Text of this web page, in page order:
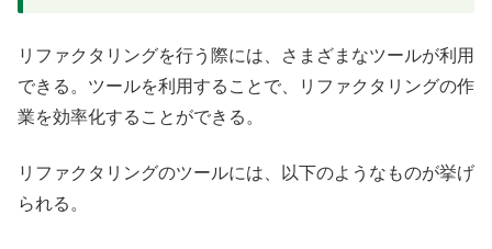
リファクタリングを行う際には、さまざまなツールが利用
できる。ツールを利用することで、リファクタリングの作
業を効率化することができる。
リファクタリングのツールには、以下のようなものが挙げ
られる。